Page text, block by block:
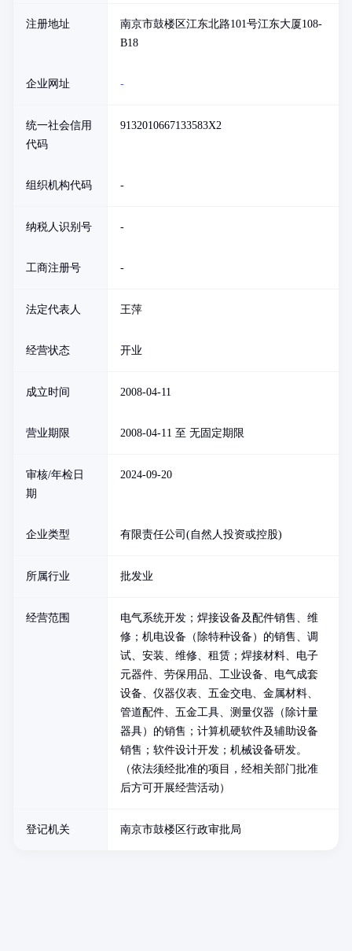
注册地址
南京市鼓楼区江东北路101号江东大厦108-
B18
企业网址 -
统一社会信用
代码
9132010667133583X2
组织机构代码 -
纳税人识别号 -
工商注册号 -
法定代表人 王萍
经营状态 开业
成立时间 2008-04-11
营业期限 2008-04-11 至 无固定期限
审核/年检日
期
2024-09-20
企业类型 有限责任公司(自然人投资或控股)
所属行业 批发业
经营范围
电气系统开发；焊接设备及配件销售、维
修；机电设备（除特种设备）的销售、调
试、安装、维修、租赁；焊接材料、电子
元器件、劳保用品、工业设备、电气成套
设备、仪器仪表、五金交电、金属材料、
管道配件、五金工具、测量仪器（除计量
器具）的销售；计算机硬软件及辅助设备
销售；软件设计开发；机械设备研发。
（依法须经批准的项目，经相关部门批准
后方可开展经营活动）
登记机关 南京市鼓楼区行政审批局